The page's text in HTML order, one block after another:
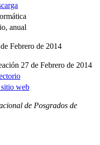
anual
Febrero de 2014
27 de Febrero de 2014
web
de Posgrados de